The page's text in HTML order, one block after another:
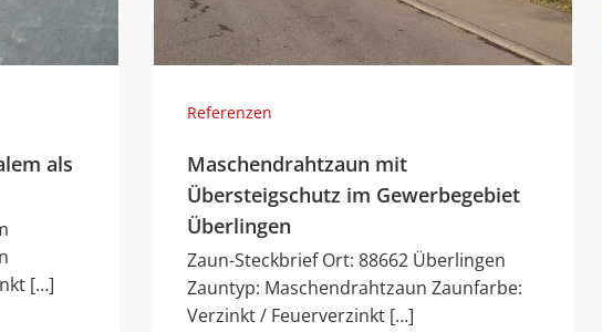
als
[…]
Referenzen
Maschendrahtzaun mit
Übersteigschutz im Gewerbegebiet
Überlingen
Zaun-Steckbrief Ort: 88662 Überlingen
Zauntyp: Maschendrahtzaun Zaunfarbe:
Verzinkt / Feuerverzinkt […]